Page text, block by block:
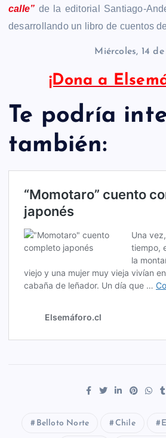
calle” de la editorial Santiago-
desarrollando un libro de cuentos
Miércoles, 14
¡Dona a
Te podría
también:
Belloto Norte Chile